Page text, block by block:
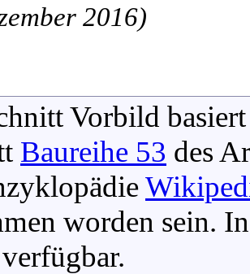
2016)
Vorbild
Baureihe 53 des
worden sein.
verfügbar.